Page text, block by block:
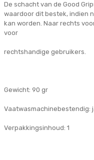
De schacht van de Good
waardoor dit bestek, indien
kan worden. Naar rechts
voor
rechtshandige gebruikers.
Gewicht: 90 gr
Vaatwasmachinebestendig:
Verpakkingsinhoud: 1